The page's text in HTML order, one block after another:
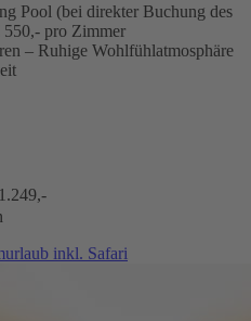
Pool (bei direkter Buchung des
pro Zimmer
– Ruhige Wohlfühlatmosphäre
1.249,-
inkl. Safari